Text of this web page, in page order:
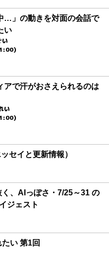
…」の動きを対面の会話で
い
い
アで汗がおさえられるのは
い
セイと更新情報）
、AIっぽさ・7/25～31 の
ジェスト
い 第1回